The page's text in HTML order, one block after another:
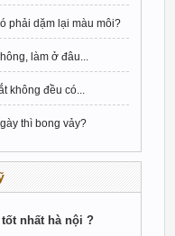
phải dặm lại màu môi?
làm ở đâu...
không đều có...
thì bong vảy?
nhất hà nội ?